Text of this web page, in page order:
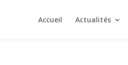
Accueil Actualités